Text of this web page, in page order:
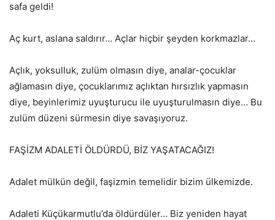
safa geldi!
Aç kurt, aslana saldırır… Açlar hiçbir şeyden korkmazlar…
Açlık, yoksulluk, zulüm olmasın diye, analar-çocuklar
ağlamasın diye, çocuklarımız açlıktan hırsızlık yapmasın
diye, beyinlerimiz uyuşturucu ile uyuşturulmasın diye… Bu
zulüm düzeni sürmesin diye savaşıyoruz.
FAŞİZM ADALETİ ÖLDÜRDÜ, BİZ YAŞATACAĞIZ!
Adalet mülkün değil, faşizmin temelidir bizim ülkemizde.
Adaleti Küçükarmutlu’da öldürdüler… Biz yeniden hayat